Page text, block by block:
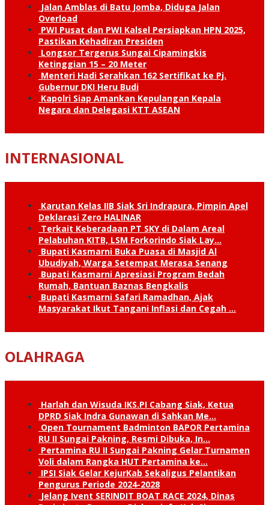
Jalan Amblas di Batu Jomba, Diduga Jalan
Overload
PWI Pusat dan PWI Kalsel Persiapkan HPN 2025,
Pastikan Kehadiran Presiden
Longsor Tergerus Sungai Cipamingkis
Ketinggian 15 – 20 Meter
Menteri Hadi Serahkan 162 Sertifikat ke Pj.
Gubernur DKI Heru Budi
Kapolri Siap Amankan Kepulangan Kepala
Negara dan Delegasi KTT ASEAN
INTERNASIONAL
Karutan Kelas IIB Siak Sri Indrapura, Pimpin Apel
Deklarasi Zero HALINAR
Terkait Keberadaan PT SKY di Dalam Areal
Pelabuhan KITB, LSM Forkorindo Siak Lay…
Bupati Kasmarni Buka Puasa di Masjid Al
Ubudiyah, Warga Setempat Merasa Senang
Bupati Kasmarni Apresiasi Program Bedah
Rumah, Bantuan Baznas Bengkalis
Bupati Kasmarni Safari Ramadhan, Ajak
Masyarakat Ikut Tangani Inflasi dan Cegah …
OLAHRAGA
Harlah dan Wisuda IKS.PI Cabang Siak, Ketua
DPRD Siak Indra Gunawan di Sahkan Me…
Open Tournament Badminton BAPOR Pertamina
RU II Sungai Pakning, Resmi Dibuka, In…
Pertamina RU II Sungai Pakning Gelar Turnamen
Voli dalam Rangka HUT Pertamina ke…
IPSI Siak Gelar KejurKab Sekaligus Pelantikan
Pengurus Periode 2024-2028
Jelang Ivent SERINDIT BOAT RACE 2024, Dinas